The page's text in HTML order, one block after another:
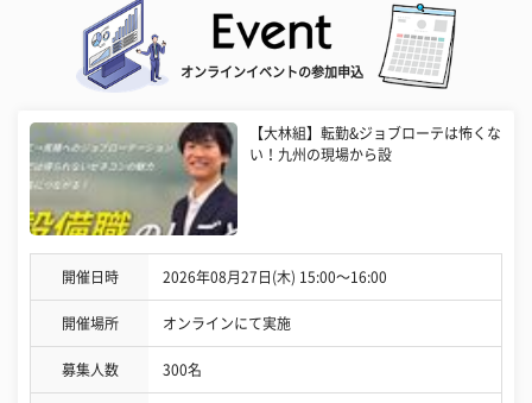
オンラインイベントの参加申込
【大林組】転勤&ジョブローテは怖くな
い！九州の現場から設
開催日時 2026年08月27日(木) 15:00〜16:00
開催場所 オンラインにて実施
募集人数 300名